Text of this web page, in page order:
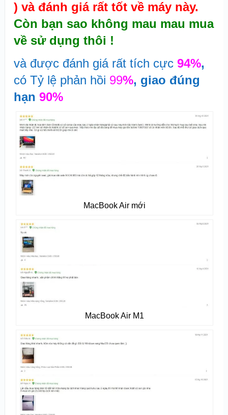
) và đánh giá rất tốt về máy này.
Còn bạn sao không mau mau mua
về sử dụng thôi !
và được đánh giá rất tích cực 94%,
có Tỷ lệ phản hồi 99%, giao đúng
hạn 90%
MacBook Air mới
MacBook Air M1